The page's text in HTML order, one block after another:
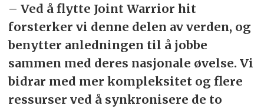
– Ved å flytte Joint Warrior hit
forsterker vi denne delen av verden, og
benytter anledningen til å jobbe
sammen med deres nasjonale øvelse. Vi
bidrar med mer kompleksitet og flere
ressurser ved å synkronisere de to